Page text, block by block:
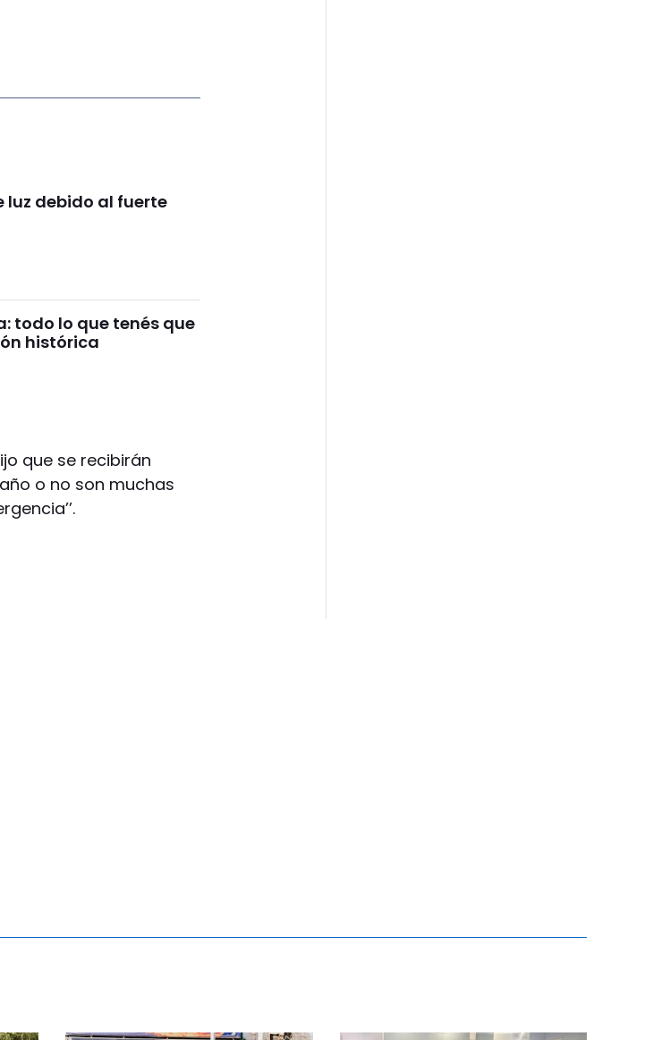
luz debido al fuerte
todo lo que tenés que
histórica
que se recibirán
o no son muchas